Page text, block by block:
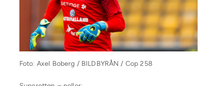
Foto: Axel Boberg / BILDBYRÅN / Cop 258